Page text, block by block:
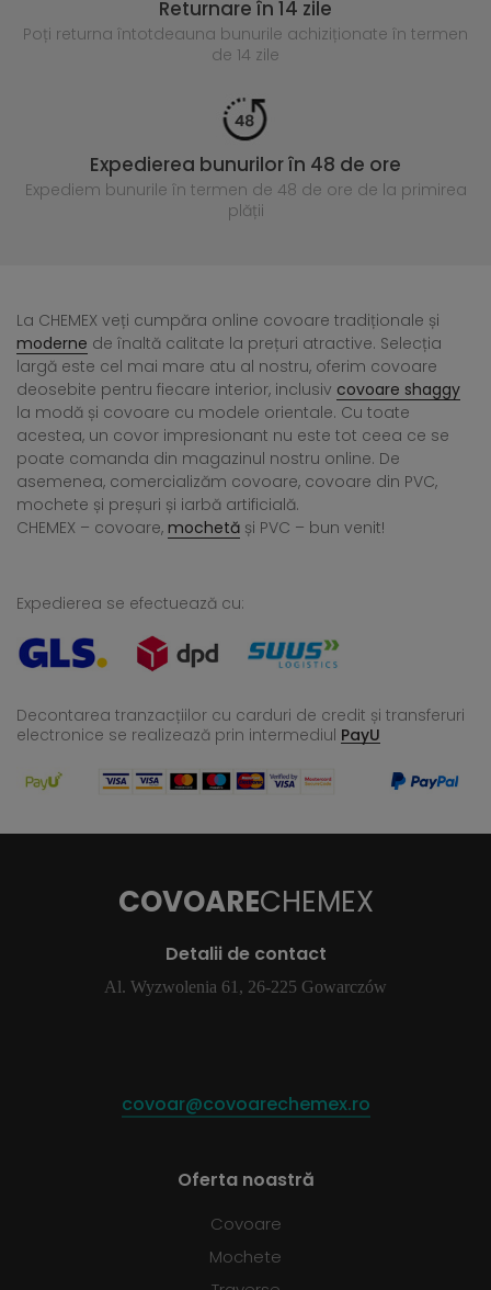
Returnare în 14 zile
Poți returna întotdeauna bunurile achiziționate în termen
de 14 zile
Expedierea bunurilor în 48 de ore
Expediem bunurile în termen de 48 de ore de la primirea
plății
La CHEMEX veți cumpăra online covoare tradiționale și
moderne de înaltă calitate la prețuri atractive. Selecția
largă este cel mai mare atu al nostru, oferim covoare
deosebite pentru fiecare interior, inclusiv covoare shaggy
la modă și covoare cu modele orientale. Cu toate
acestea, un covor impresionant nu este tot ceea ce se
poate comanda din magazinul nostru online. De
asemenea, comercializăm covoare, covoare din PVC,
mochete și preșuri și iarbă artificială.
CHEMEX – covoare, mochetă și PVC – bun venit!
Expedierea se efectuează cu:
Decontarea tranzacțiilor cu carduri de credit și transferuri
electronice se realizează prin intermediul PayU
COVOARECHEMEX
Detalii de contact
Al. Wyzwolenia 61, 26-225 Gowarczów
covoar@covoarechemex.ro
Oferta noastră
Covoare
Mochete